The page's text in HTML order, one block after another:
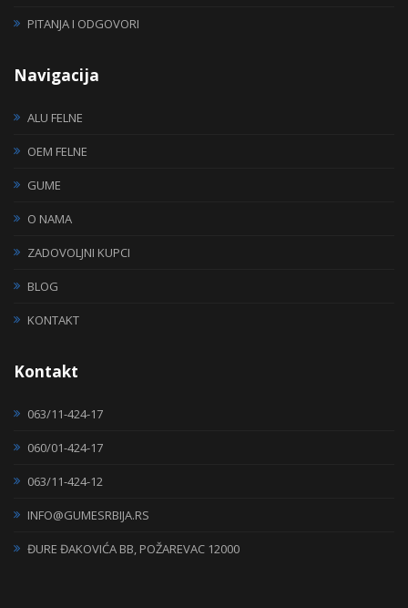
PITANJA I ODGOVORI
Navigacija
ALU FELNE
OEM FELNE
GUME
O NAMA
ZADOVOLJNI KUPCI
BLOG
KONTAKT
Kontakt
063/11-424-17
060/01-424-17
063/11-424-12
INFO@GUMESRBIJA.RS
ĐURE ĐAKOVIĆA BB, POŽAREVAC 12000